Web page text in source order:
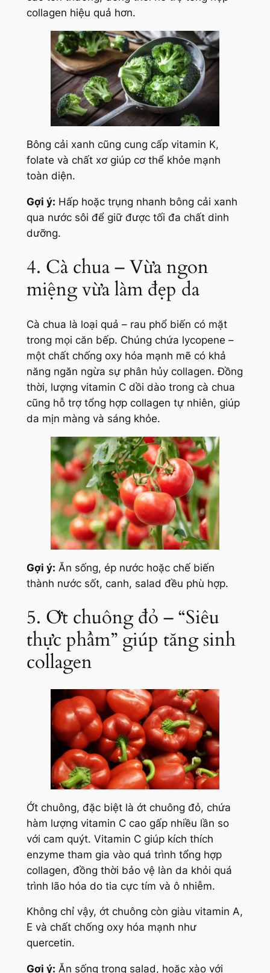
collagen hiệu quả hơn.
Bông cải xanh cũng cung cấp vitamin K,
folate và chất xơ giúp cơ thể khỏe mạnh
toàn diện.
Gợi ý: Hấp hoặc trụng nhanh bông cải xanh
qua nước sôi để giữ được tối đa chất dinh
dưỡng.
4. Cà chua – Vừa ngon
miệng vừa làm đẹp da
Cà chua là loại quả – rau phổ biến có mặt
trong mọi căn bếp. Chúng chứa lycopene –
một chất chống oxy hóa mạnh mẽ có khả
năng ngăn ngừa sự phân hủy collagen. Đồng
thời, lượng vitamin C dồi dào trong cà chua
cũng hỗ trợ tổng hợp collagen tự nhiên, giúp
da mịn màng và sáng khỏe.
Gợi ý: Ăn sống, ép nước hoặc chế biến
thành nước sốt, canh, salad đều phù hợp.
5. Ớt chuông đỏ – “Siêu
thực phẩm” giúp tăng sinh
collagen
Ớt chuông, đặc biệt là ớt chuông đỏ, chứa
hàm lượng vitamin C cao gấp nhiều lần so
với cam quýt. Vitamin C giúp kích thích
enzyme tham gia vào quá trình tổng hợp
collagen, đồng thời bảo vệ làn da khỏi quá
trình lão hóa do tia cực tím và ô nhiễm.
Không chỉ vậy, ớt chuông còn giàu vitamin A,
E và chất chống oxy hóa mạnh như
quercetin.
Gợi ý: Ăn sống trong salad, hoặc xào với